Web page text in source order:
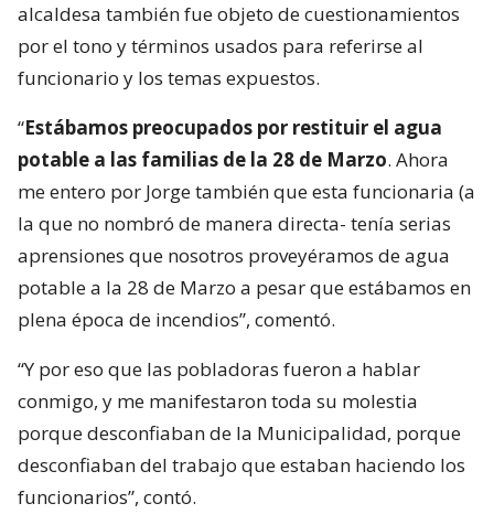
alcaldesa también fue objeto de cuestionamientos
por el tono y términos usados para referirse al
funcionario y los temas expuestos.
“Estábamos preocupados por restituir el agua
potable a las familias de la 28 de Marzo. Ahora
me entero por Jorge también que esta funcionaria (a
la que no nombró de manera directa- tenía serias
aprensiones que nosotros proveyéramos de agua
potable a la 28 de Marzo a pesar que estábamos en
plena época de incendios”, comentó.
“Y por eso que las pobladoras fueron a hablar
conmigo, y me manifestaron toda su molestia
porque desconfiaban de la Municipalidad, porque
desconfiaban del trabajo que estaban haciendo los
funcionarios”, contó.